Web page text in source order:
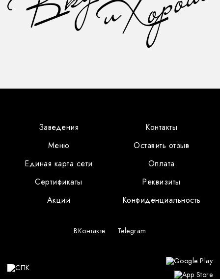
Заведения
Меню
Единая карта сети
Сертификаты
Акции
Контакты
Оставить отзыв
Оплата
Реквизиты
Конфиденциальность
ВКонтакте Telegram